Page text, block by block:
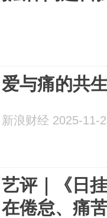
爱与痛的共
新浪财经 2025-11-
艺评｜《日
在倦怠、痛